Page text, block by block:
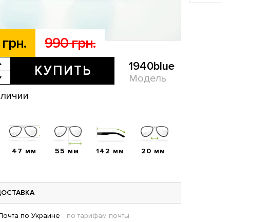
990 грн.
КУПИТЬ 1940blue
Модель
47 мм 55 мм 142 мм 20 мм
по Украине по тарифам почты